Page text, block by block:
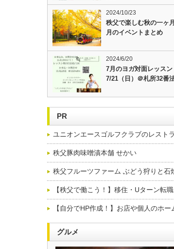
2024/10/23
秩父で楽しむ秋の一ヶ
月のイベントまとめ
2024/6/20
7月のヨガ対面レッスン
7/21（日）＠札所32番
PR
ユニオンエースゴルフクラブのレスト
秩父豚肉味噌漬本舗 せかい
秩父フルーツファーム ぶどう狩りと石
【秩父で働こう！】移住・Uターン転
【自分でHP作成！】お店や個人のホ
グルメ